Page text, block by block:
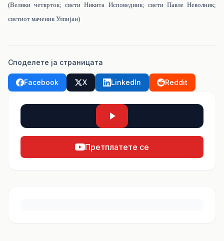
(Велики четврток; свети Никита Исповедник; свети Павле Неволник;
светиот маченик Улпијан)
Споделете ја страницата
Facebook X LinkedIn Reddit
Претплатете се